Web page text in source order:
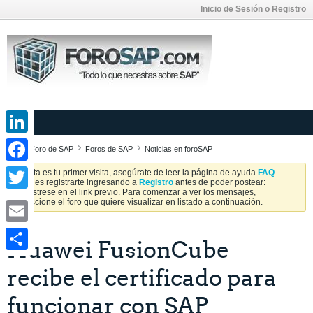
Inicio de Sesión o Registro
Foro de SAP Foros de SAP Noticias en foroSAP
Si esta es tu primer visita, asegúrate de leer la página de ayuda FAQ.
Puedes registrarte ingresando a Registro antes de poder postear:
Regístrese en el link previo. Para comenzar a ver los mensajes,
seleccione el foro que quiere visualizar en listado a continuación.
Huawei FusionCube
recibe el certificado para
funcionar con SAP
LinkedIn
Facebook
Twitter
Email